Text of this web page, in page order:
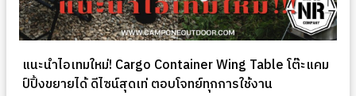
แนะนำไอเทมใหม่! Cargo Container Wing Table โต๊ะแคม
ป์ปิ้งขยายได้ ดีไซน์สุดเท่ ตอบโจทย์ทุกการใช้งาน